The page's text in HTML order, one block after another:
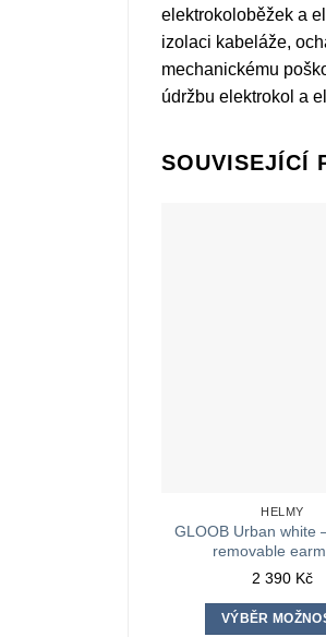
elektrokoloběžek a
izolaci kabeláže,
mechanickému
údržbu elektrokol a
SOUVISEJÍCÍ
HELMY
GLOOB Urban white
removable
2 390 Kč
VÝBĚR